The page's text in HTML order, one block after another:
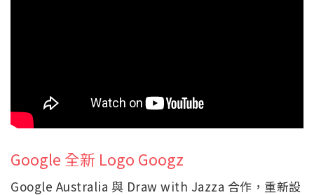
Google 全新 Logo Googz
Google Australia 與 Draw with Jazza 合作，重新設